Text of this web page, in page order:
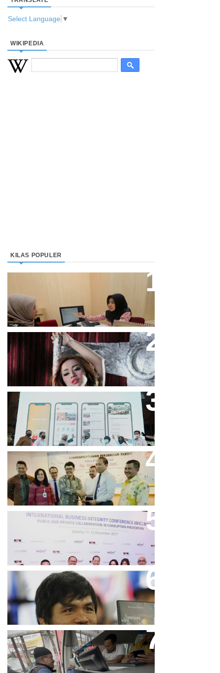
Select Language ▼
WIKIPEDIA
KILAS POPULER
Keuangan Syariah Di Indonesia
Meningkat
Cupi Cupita Luncurkan Single
“Yo Uwis”
Bandung Great Sale 2020 Go
Online Resmi Dimulai
Bank Bjb Fasilitasi Kredit Modal
Kerja Konstruksi PT Adhi Karya
Keren, Bank BJB Kantongi
Puluhan Penghargaan Sepanjang
2017
Dicibir Di Medsos, Manny
Pacquiao Tegaskan Pendirian
Tolak LGBT
Bjb T Samsat Manjakan Nasabah
Dalam Bayar Pajak Kendaraan